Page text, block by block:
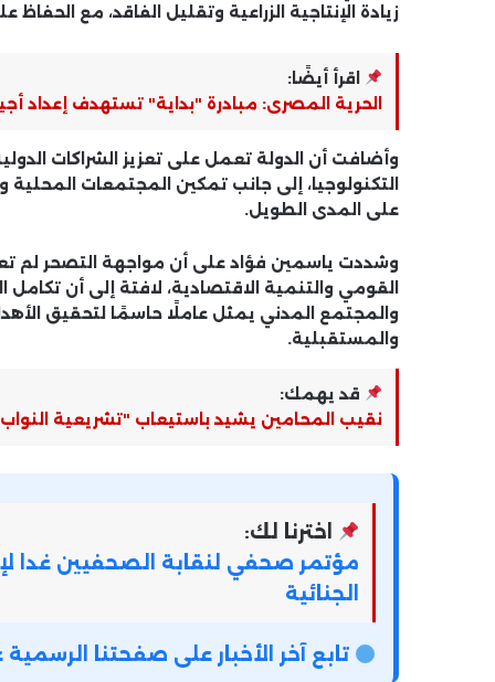
زيادة الإنتاجية الزراعية وتقليل الفاقد، مع الحفاظ
اقرأ أيضًا:
الحرية المصرى: مبادرة "بداية" تستهدف إعداد
وأضافت أن الدولة تعمل على تعزيز الشراكات
التكنولوجيا، إلى جانب تمكين المجتمعات
على المدى الطويل.
وشددت ياسمين فؤاد على أن مواجهة التصحر لم
القومي والتنمية الاقتصادية، لافتة إلى أن
والمجتمع المدني يمثل عاملًا حاسمًا لتحقيق
والمستقبلية.
قد يهمك:
نقيب المحامين يشيد باستيعاب "تشريعية النواب"
اخترنا لك:
مؤتمر صحفي لنقابة الصحفيين غدا
الجنائية
تابع آخر الأخبار على صفحتنا